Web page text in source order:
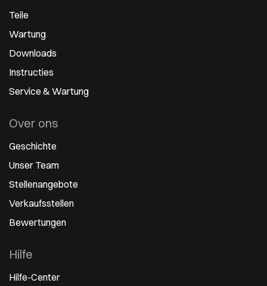
Teile
Wartung
Downloads
Instructies
Service & Wartung
Over ons
Geschichte
Unser Team
Stellenangebote
Verkaufsstellen
Bewertungen
Hilfe
Hilfe-Center